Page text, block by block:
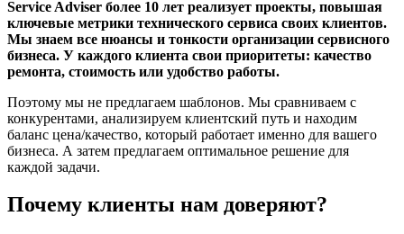
Service Adviser более 10 лет реализует проекты, повышая
ключевые метрики технического сервиса своих клиентов.
Мы знаем все нюансы и тонкости организации сервисного
бизнеса. У каждого клиента свои приоритеты: качество
ремонта, стоимость или удобство работы.
Поэтому мы не предлагаем шаблонов. Мы сравниваем с
конкурентами, анализируем клиентский путь и находим
баланс цена/качество, который работает именно для вашего
бизнеса. А затем предлагаем оптимальное решение для
каждой задачи.
Почему клиенты нам доверяют?